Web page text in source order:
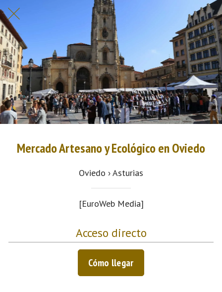
Mercado Artesano y Ecológico en Oviedo
Oviedo › Asturias
[EuroWeb Media]
Acceso directo
Cómo llegar